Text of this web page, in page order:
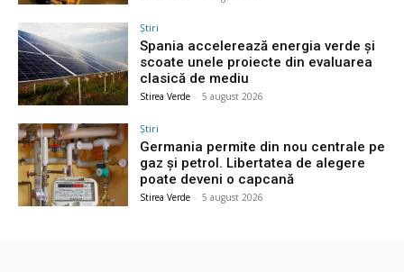
Știri
Spania accelerează energia verde și
scoate unele proiecte din evaluarea
clasică de mediu
Stirea Verde - 5 august 2026
Știri
Germania permite din nou centrale pe
gaz și petrol. Libertatea de alegere
poate deveni o capcană
Stirea Verde - 5 august 2026